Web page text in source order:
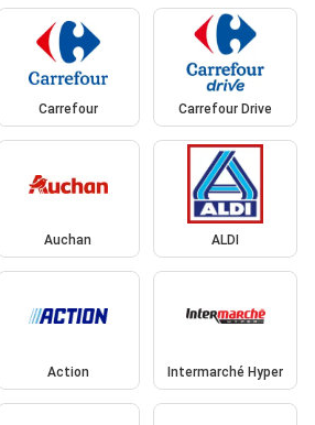
Carrefour Carrefour Drive
Auchan ALDI
Action Intermarché Hyper